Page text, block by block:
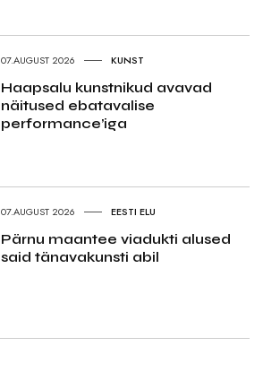
07.AUGUST 2026 KUNST
Haapsalu kunstnikud avavad
näitused ebatavalise
performance’iga
07.AUGUST 2026 EESTI ELU
Pärnu maantee viadukti alused
said tänavakunsti abil